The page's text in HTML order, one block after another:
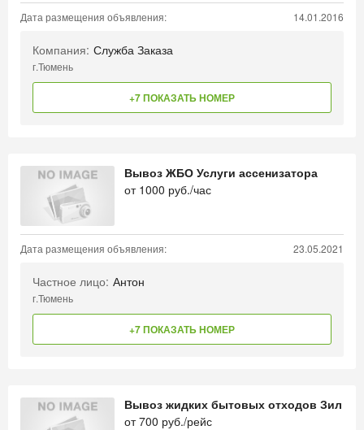
Дата размещения объявления: 14.01.2016
Компания: Служба Заказа
г.Тюмень
+7 ПОКАЗАТЬ НОМЕР
Вывоз ЖБО Услуги ассенизатора
от 1000 руб./час
Дата размещения объявления: 23.05.2021
Частное лицо: Антон
г.Тюмень
+7 ПОКАЗАТЬ НОМЕР
Вывоз жидких бытовых отходов Зил
от700 руб./рейс